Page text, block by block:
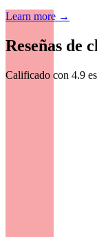
Learn more →
Reseñas de
Calificado con 4.9